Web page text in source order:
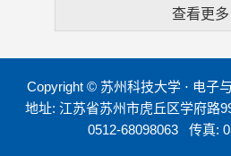
查看更多
Copyright © 苏州科技大学 ⋅ 电子
地址: 江苏省苏州市虎丘区学府路
0512-68098063
传真: